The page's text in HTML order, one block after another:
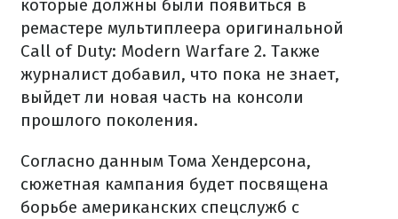
которые должны были появиться в
ремастере мультиплеера оригинальной
Call of Duty: Modern Warfare 2. Также
журналист добавил, что пока не знает,
выйдет ли новая часть на консоли
прошлого поколения.
Согласно данным Тома Хендерсона,
сюжетная кампания будет посвящена
борьбе американских спецслужб с